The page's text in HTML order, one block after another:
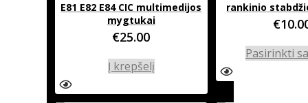
4 serija
X4
E81 E82 E84 CIC multimedijos
mygtukai
€25.00
Į krepšelį
rankinio
€
Pasirinkti